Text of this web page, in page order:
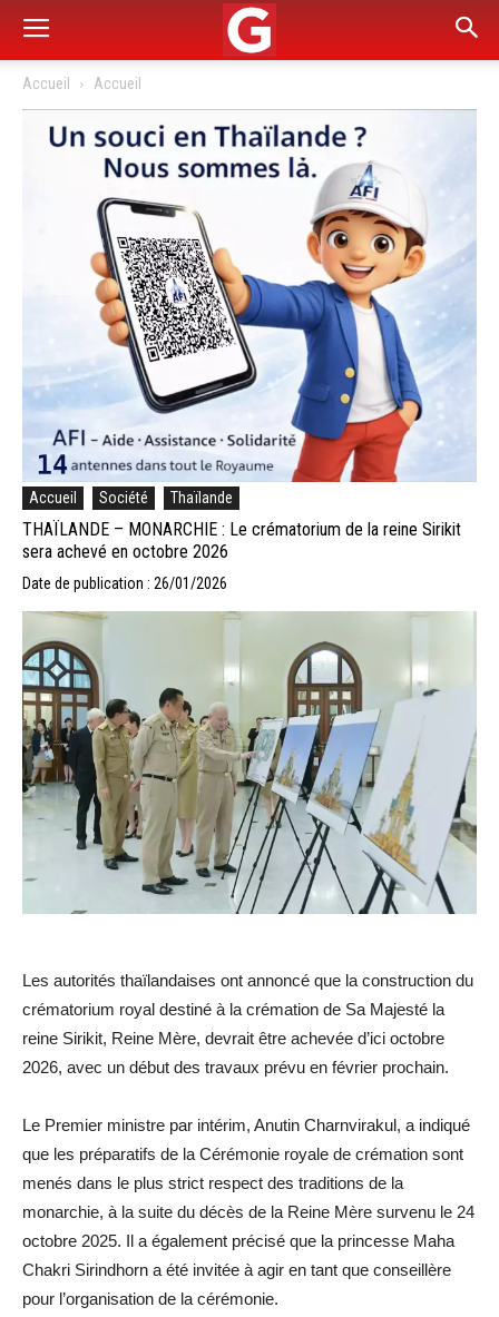
Accueil Accueil
Accueil Société Thaïlande
THAÏLANDE – MONARCHIE : Le crématorium de la reine Sirikit
sera achevé en octobre 2026
Date de publication : 26/01/2026
Les autorités thaïlandaises ont annoncé que la construction du
crématorium royal destiné à la crémation de Sa Majesté la
reine Sirikit, Reine Mère, devrait être achevée d’ici octobre
2026, avec un début des travaux prévu en février prochain.
Le Premier ministre par intérim, Anutin Charnvirakul, a indiqué
que les préparatifs de la Cérémonie royale de crémation sont
menés dans le plus strict respect des traditions de la
monarchie, à la suite du décès de la Reine Mère survenu le 24
octobre 2025. Il a également précisé que la princesse Maha
Chakri Sirindhorn a été invitée à agir en tant que conseillère
pour l’organisation de la cérémonie.